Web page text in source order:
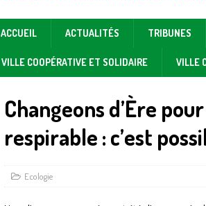
ACCUEIL ACTUALITÉS TRIBUNES
VILLE COOPÉRATIVE ET SOLIDAIRE VILLE
Changeons d’Ère
respirable : c’est
Ecologie